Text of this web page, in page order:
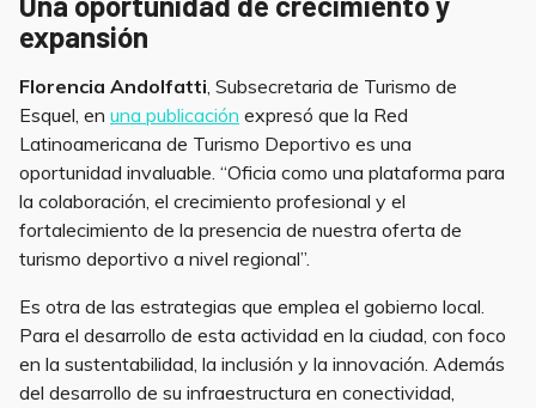
expansión
Florencia Andolfatti, Subsecretaria de Turismo de
Esquel, en una publicación expresó que la Red
Latinoamericana de Turismo Deportivo es una
oportunidad invaluable. “Oficia como una plataforma para
la colaboración, el crecimiento profesional y el
fortalecimiento de la presencia de nuestra oferta de
turismo deportivo a nivel regional”.
Es otra de las estrategias que emplea el gobierno local.
Para el desarrollo de esta actividad en la ciudad, con foco
en la sustentabilidad, la inclusión y la innovación. Además
del desarrollo de su infraestructura en conectividad,